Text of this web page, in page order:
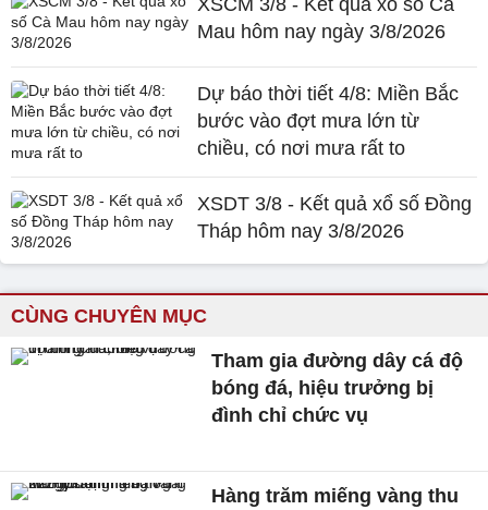
Mau hôm nay ngày 3/8/2026
Dự báo thời tiết 4/8: Miền Bắc
bước vào đợt mưa lớn từ
chiều, có nơi mưa rất to
XSDT 3/8 - Kết quả xổ số Đồng
Tháp hôm nay 3/8/2026
CÙNG CHUYÊN MỤC
Tham gia đường dây cá độ
bóng đá, hiệu trưởng bị
đình chỉ chức vụ
Hàng trăm miếng vàng thu